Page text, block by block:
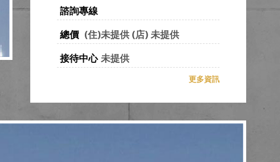
諮詢專線
總價 (住)未提供 (店)未提供
接待中心 未提供
更多資訊